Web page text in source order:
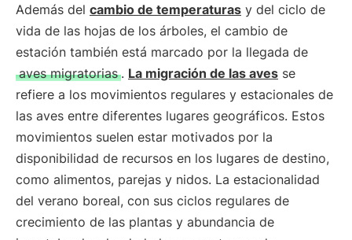
Además del cambio de temperaturas y del ciclo de
vida de las hojas de los árboles, el cambio de
estación también está marcado por la llegada de
aves migratorias . La migración de las aves se
refiere a los movimientos regulares y estacionales de
las aves entre diferentes lugares geográficos. Estos
movimientos suelen estar motivados por la
disponibilidad de recursos en los lugares de destino,
como alimentos, parejas y nidos. La estacionalidad
del verano boreal, con sus ciclos regulares de
crecimiento de las plantas y abundancia de